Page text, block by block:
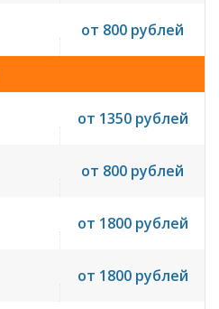
от 800 рублей
от 1350 рублей
от 800 рублей
от 1800 рублей
от 1800 рублей